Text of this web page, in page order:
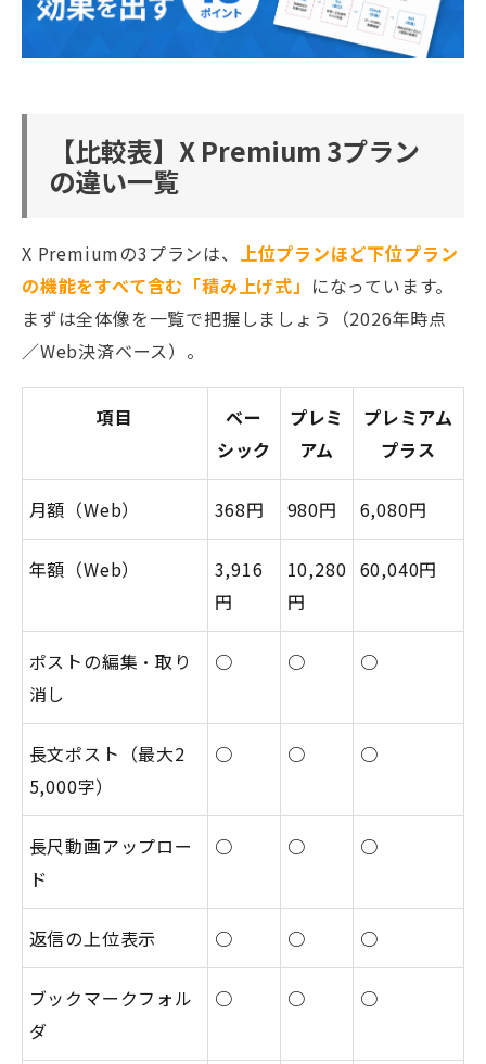
【比較表】X Premium 3プラン
の違い一覧
X Premiumの3プランは、 上位プランほど下位プラン
の機能をすべて含む「積み上げ式」 になっています。
まずは全体像を一覧で把握しましょう（2026年時点
／Web決済ベース）。
項目
ベー
シック
プレミ
アム
プレミアム
プラス
月額（Web） 368円 980円 6,080円
年額（Web）
3,916
円
10,280
円
60,040円
ポストの編集・取り
消し
○ ○ ○
長文ポスト（最大2
5,000字）
○ ○ ○
長尺動画アップロー
ド
○ ○ ○
返信の上位表示 ○ ○ ○
ブックマークフォル
ダ
○ ○ ○